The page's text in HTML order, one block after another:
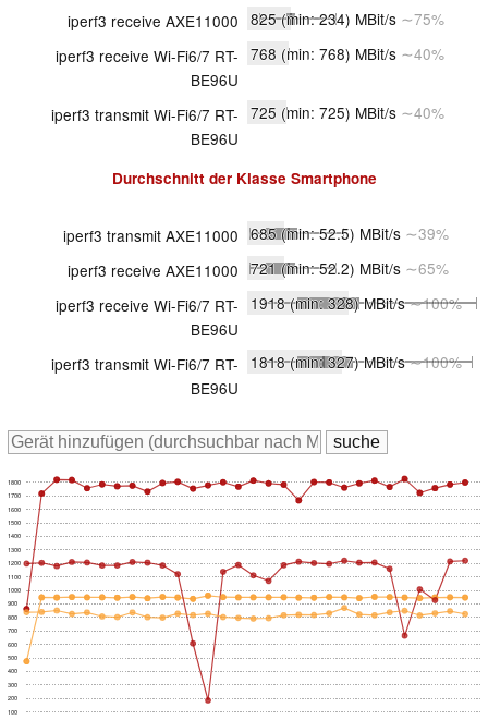
iperf3 receive AXE11000 825(min: 234) MBit/s ∼75%
iperf3 receive Wi-Fi6/7 RT-
BE96U
768 (min: 768) MBit/s ∼40%
iperf3 transmit Wi-Fi6/7 RT-
BE96U
725 (min: 725) MBit/s ∼40%
Durchschnitt der Klasse Smartphone
iperf3 transmit AXE11000 685(min: 52.5) MBit/s ∼39%
iperf3 receive AXE11000 721(min: 52.2) MBit/s ∼65%
iperf3 receive Wi-Fi6/7 RT-
BE96U
1918(min: 328)MBit/s∼100%
iperf3 transmit Wi-Fi6/7 RT-
BE96U
1818(min: 327)MBit/s∼100%
100
200
300
400
500
600
700
800
900
1000
1100
1200
1300
1400
1500
1600
1700
1800